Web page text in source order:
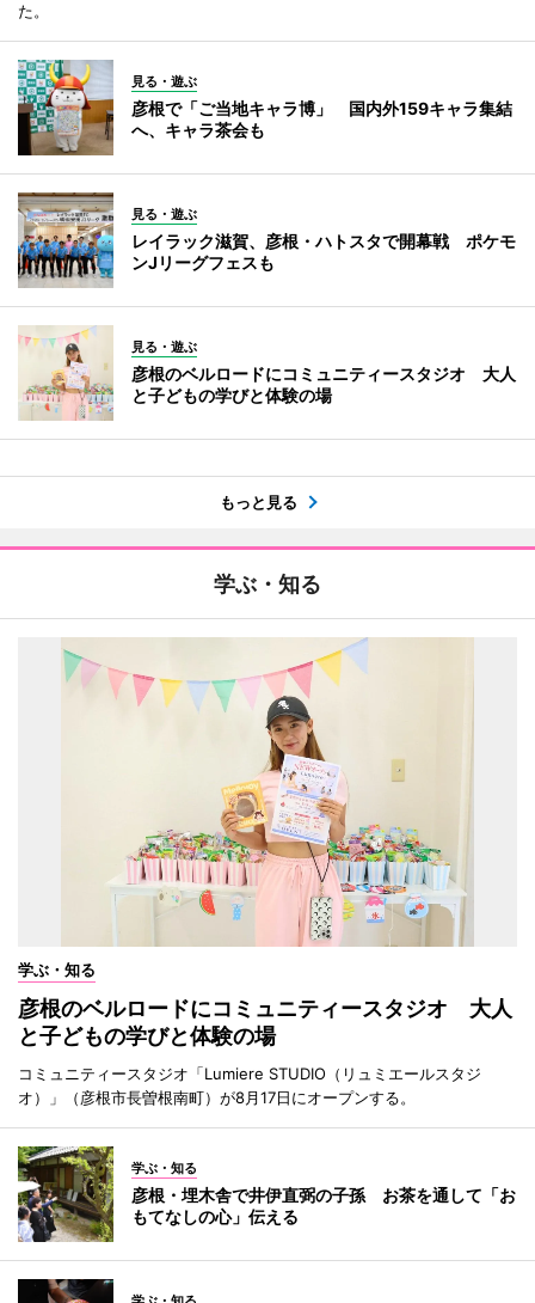
た。
見る・遊ぶ
彦根で「ご当地キャラ博」 国内外159キャラ集結
へ、キャラ茶会も
見る・遊ぶ
レイラック滋賀、彦根・ハトスタで開幕戦 ポケモ
ンJリーグフェスも
見る・遊ぶ
彦根のベルロードにコミュニティースタジオ 大人
と子どもの学びと体験の場
もっと見る
学ぶ・知る
学ぶ・知る
彦根のベルロードにコミュニティースタジオ 大人
と子どもの学びと体験の場
コミュニティースタジオ「Lumiere STUDIO（リュミエールスタジ
オ）」（彦根市長曽根南町）が8月17日にオープンする。
学ぶ・知る
彦根・埋木舎で井伊直弼の子孫 お茶を通して「お
もてなしの心」伝える